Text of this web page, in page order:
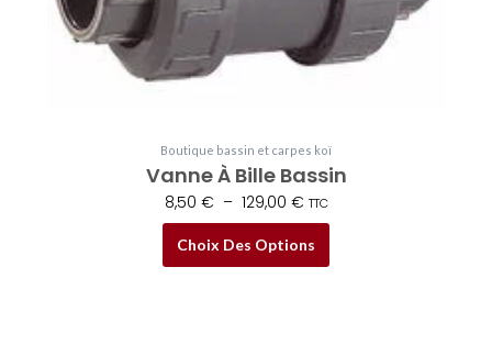
Boutique bassin et carpes koï
Vanne À Bille Bassin
8,50 € – 129,00 € TTC
Choix Des Options
la
page